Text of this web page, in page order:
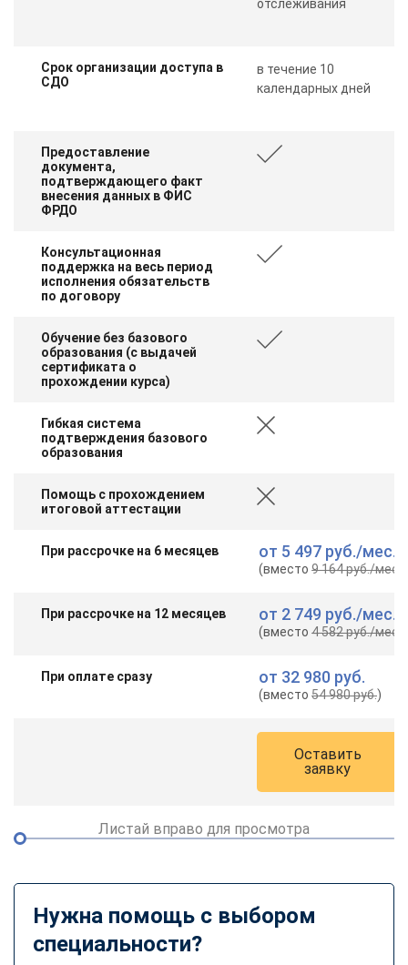
отслеживания
Срок организации доступа в
СДО
в течение 10
календарных дней
Предоставление
документа,
подтверждающего факт
внесения данных в ФИС
ФРДО
Консультационная
поддержка на весь период
исполнения обязательств
по договору
Обучение без базового
образования (с выдачей
сертификата о
прохождении курса)
Гибкая система
подтверждения базового
образования
Помощь с прохождением
итоговой аттестации
При рассрочке на 6 месяцев от 5 497 руб./мес.
(вместо9 164 руб./мес.
При рассрочке на 12 месяцев от 2 749 руб./мес.
(вместо4 582 руб./мес.
При оплате сразу от 32 980 руб.
(вместо54 980 руб.)
Оставить
заявку
Листай вправо для просмотра
Нужна помощь с выбором
специальности?